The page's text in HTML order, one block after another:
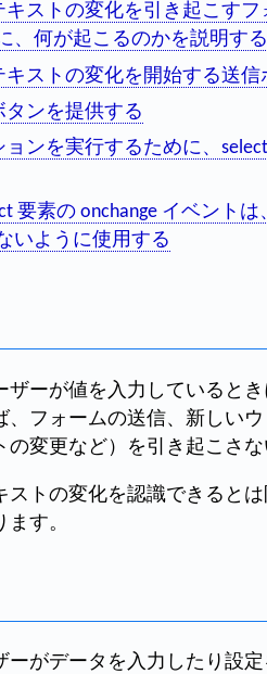
キストの変化を引き起こす
、何が起こるのかを説明する
キストの変化を開始する送
タンを提供する
ョンを実行するために、
要素の onchange イベント
いように使用する
ザーが値を入力していると
、フォームの送信、新しい
変更など）を引き起こさな
ストの変化を認識できると
す。
ーがデータを入力したり設